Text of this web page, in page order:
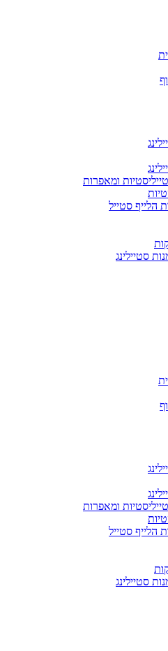
ומאפרות
הלייף סטייל
סטיילינג
ומאפרות
הלייף סטייל
סטיילינג